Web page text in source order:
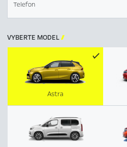
Telefon
VYBERTE MODEL
Astra